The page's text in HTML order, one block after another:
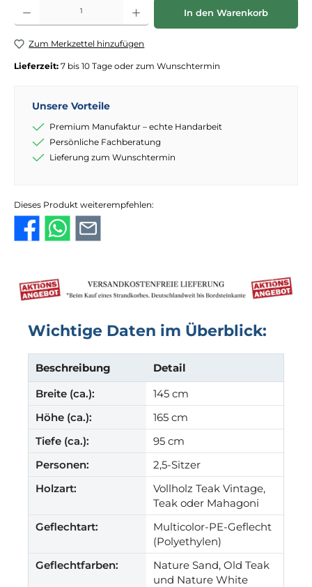
Produkt Anzahl: Gib den gewünschten Wert ein oder benutze die
In den Warenkorb
Zum Merkzettel hinzufügen
Lieferzeit: 7 bis 10 Tage oder zum Wunschtermin
Unsere Vorteile
Premium Manufaktur – echte Handarbeit
Persönliche Fachberatung
Lieferung zum Wunschtermin
Dieses Produkt weiterempfehlen:
Wichtige Daten im Überblick:
Beschreibung
Detail
Breite (ca.):
145 cm
Höhe (ca.):
165 cm
Tiefe (ca.):
95 cm
Personen:
2,5-Sitzer
Holzart:
Vollholz Teak Vintage,
Teak oder Mahagoni
Geflechtart:
Multicolor-PE-Geflecht
(Polyethylen)
Geflechtfarben:
Nature Sand, Old Teak
und Nature White